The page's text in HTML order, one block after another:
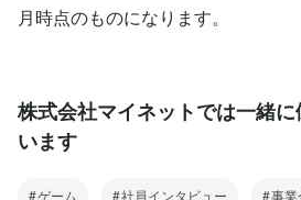
月時点のものになります。
株式会社マイネットでは一緒
います
ゲーム 社員インタビュー 事業